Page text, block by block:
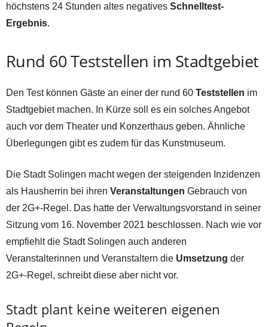
höchstens 24 Stunden altes negatives Schnelltest-
Ergebnis.
Rund 60 Teststellen im Stadtgebiet
Den Test können Gäste an einer der rund 60 Teststellen im
Stadtgebiet machen. In Kürze soll es ein solches Angebot
auch vor dem Theater und Konzerthaus geben. Ähnliche
Überlegungen gibt es zudem für das Kunstmuseum.
Die Stadt Solingen macht wegen der steigenden Inzidenzen
als Hausherrin bei ihren Veranstaltungen Gebrauch von
der 2G+-Regel. Das hatte der Verwaltungsvorstand in seiner
Sitzung vom 16. November 2021 beschlossen. Nach wie vor
empfiehlt die Stadt Solingen auch anderen
Veranstalterinnen und Veranstaltern die Umsetzung der
2G+-Regel, schreibt diese aber nicht vor.
Stadt plant keine weiteren eigenen